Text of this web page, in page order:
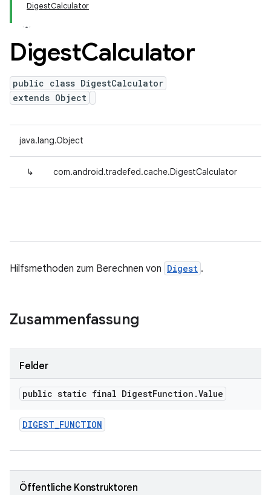
DigestCalculator
DigestCalculator
public class DigestCalculator
extends Object
java.lang.Object
↳ com.android.tradefed.cache.DigestCalculator
Hilfsmethoden zum Berechnen von Digest .
Zusammenfassung
Felder
public static final DigestFunction .Value
DIGEST_FUNCTION
Öffentliche Konstruktoren